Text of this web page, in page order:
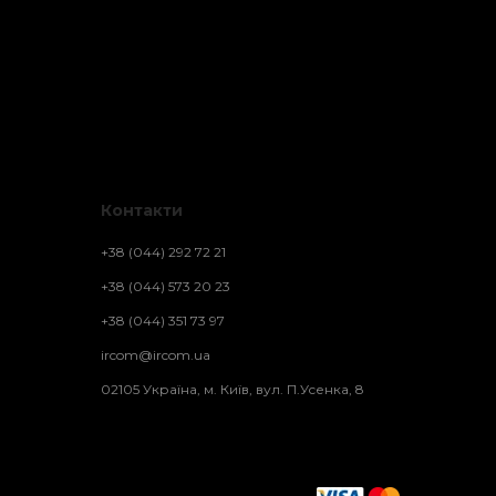
Контакти
+38 (044) 292 72 21
+38 (044) 573 20 23
+38 (044) 351 73 97
ircom@ircom.ua
02105 Україна, м. Київ, вул. П.Усенка, 8